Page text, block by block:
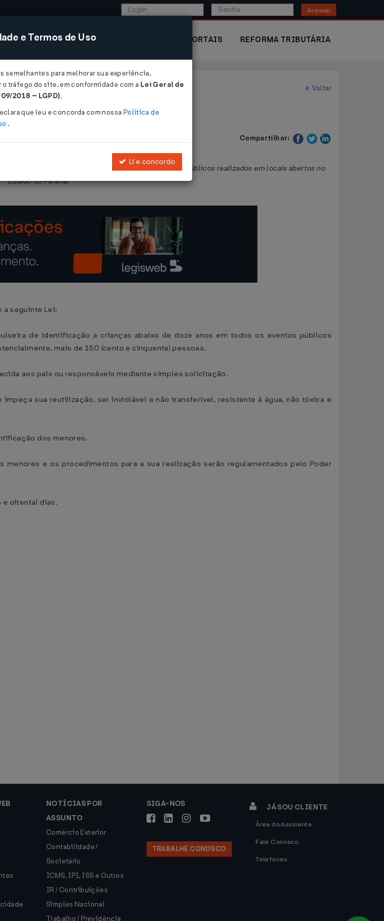
Acessar
SISTEMAS COMÉRCIO EXTERIOR PORTAIS REFORMA TRIBUTÁRIA
Voltar
Compartilhar:
a crianças de até doze anos em eventos públicos realizados em locais abertos no
Estado do Paraná.
a seguinte Lei:
de identificação a crianças abaixo de doze anos em todos os eventos públicos
mais de 150 (cento e cinquenta) pessoas.
aos pais ou responsáveis mediante simples solicitação.
sua reutilização, ser inviolável e não transferível, resistente à água, não tóxica e
dos menores.
e os procedimentos para a sua realização serão regulamentados pelo Poder
e oitenta) dias.
NOTÍCIAS POR
ASSUNTO
Comércio Exterior
Contabilidade /
Societário
ICMS, IPI, ISS e Outros
IR / Contribuições
Simples Nacional
Trabalho / Previdência
SIGA-NOS
TRABALHE CONOSCO
JÁ SOU CLIENTE
Área do Assinante
Fale Conosco
Telefones
e Termos de Uso
para melhorar sua experiência,
tráfego do site, em conformidade com a Lei Geral de
2018 – LGPD).
que leu e concorda com nossa Política de
.
Li e concordo